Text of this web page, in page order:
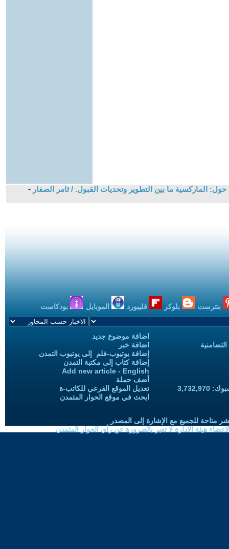
الماركسية ما بين التطوير وتحديات القبول. / ثامر الصفار -
بنترست بلوكر فليبورد الموبايل بودكاست
اضافة موضوع جديد
اضافة خبر
إضافة يوتيوب-فلم إلى يوتيوب التمدن
إضافة كتاب إلى مكتبة التمدن
Add new article - English
أضف حملة
تعديل الموقع الفرعي للكاتب-ة
ابحث في موقع الحوار المتمدن
متاحة للجميع مع الإشارة إلى المصدر
هيئة الادارة لا تعبر بالضرورة عن رأي الحوار المتمدن